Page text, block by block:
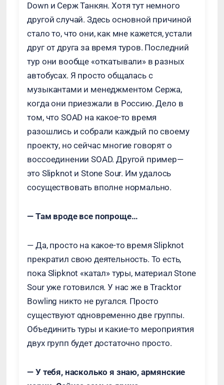
Down и Серж Танкян. Хотя тут немного
другой случай. Здесь основной причиной
стало то, что они, как мне кажется, устали
друг от друга за время туров. Последний
тур они вообще «откатывали» в разных
автобусах. Я просто общалась с
музыкантами и менеджментом Сержа,
когда они приезжали в Россию. Дело в
том, что SOAD на какое-то время
разошлись и собрали каждый по своему
проекту, но сейчас многие говорят о
воссоединении SOAD. Другой пример—
это Slipknot и Stone Sour. Им удалось
сосуществовать вполне нормально.
— Там вроде все попроще…
— Да, просто на какое-то время Slipknot
прекратил свою деятельность. То есть,
пока Slipknot «катал» туры, материал Stone
Sour уже готовился. У нас же в Tracktor
Bowling никто не ругался. Просто
существуют одновременно две группы.
Объединить туры и какие-то мероприятия
двух групп будет достаточно просто.
— У тебя, насколько я знаю, армянские